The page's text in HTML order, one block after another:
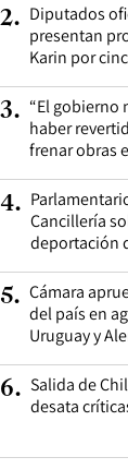
2. Diputados
presentan
Karin por
3. “El gobierno
haber
frenar obras
4.
Cancillería
deportación
5. Cámara
del país en
Uruguay y
6. Salida de
desata